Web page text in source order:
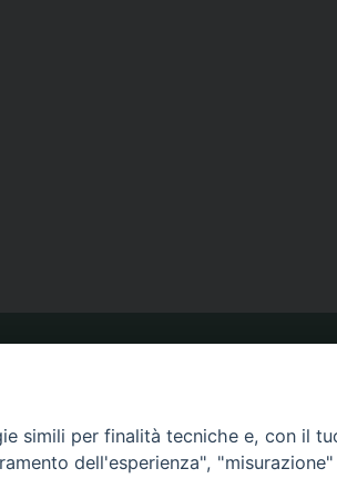
CALENDARIO
simili per finalità tecniche e, con il
dell'esperienza",